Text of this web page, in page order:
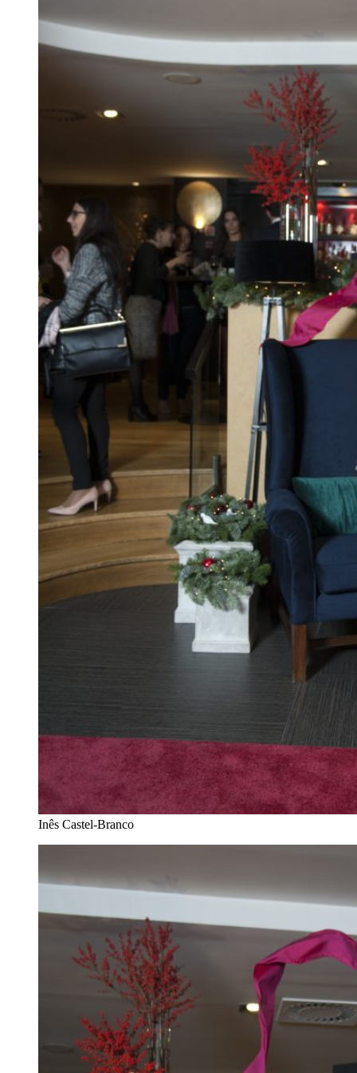
Inês Castel-Branco